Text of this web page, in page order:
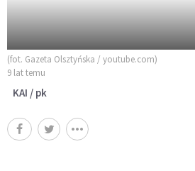
(fot. Gazeta Olsztyńska / youtube.com)
9 lat temu
KAI / pk